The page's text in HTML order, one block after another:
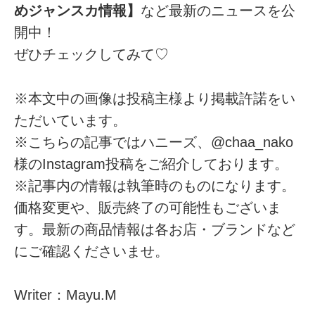
めジャンスカ情報】 など最新のニュースを公
開中！
ぜひチェックしてみて♡
※本文中の画像は投稿主様より掲載許諾をい
ただいています。
※こちらの記事ではハニーズ、@chaa_nako
様のInstagram投稿をご紹介しております。
※記事内の情報は執筆時のものになります。
価格変更や、販売終了の可能性もございま
す。最新の商品情報は各お店・ブランドなど
にご確認くださいませ。
Writer：Mayu.M